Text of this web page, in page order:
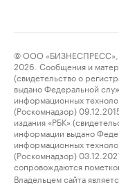
© ООО
2026. Сообщения и
(свидетельство о
выдано Федеральной
информационных
(Роскомнадзор)
издания «РБК»
информации выдано
информационных
(Роскомнадзор)
сопровождаются
Владельцем сайта